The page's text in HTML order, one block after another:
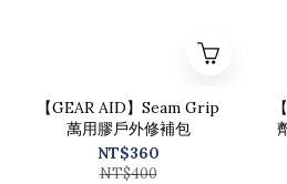
【GEAR AID】Seam Grip
萬用膠戶外修補包
NT$360
NT$400